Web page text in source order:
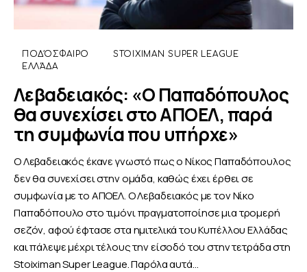
ΠΟΔΌΣΦΑΙΡΟ
STOIXIMAN SUPER LEAGUE
ΕΛΛΆΔΑ
Λεβαδειακός: «Ο Παπαδόπουλος
θα συνεχίσει στο ΑΠΟΕΛ, παρά
τη συμφωνία που υπήρχε»
Ο Λεβαδειακός έκανε γνωστό πως ο Νίκος Παπαδόπουλος
δεν θα συνεχίσει στην ομάδα, καθώς έχει έρθει σε
συμφωνία με το ΑΠΟΕΛ. Ο Λεβαδειακός με τον Νίκο
Παπαδόπουλο στο τιμόνι πραγματοποίησε μια τρομερή
σεζόν, αφού έφτασε στα ημιτελικά του Κυπέλλου Ελλάδας
και πάλεψε μέχρι τέλους την είσοδό του στην τετράδα στη
Stoiximan Super League. Παρόλα αυτά…